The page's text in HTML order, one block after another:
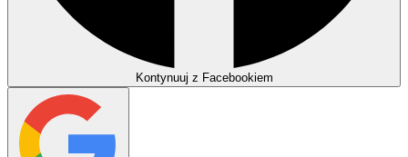
Kontynuuj z Facebookiem